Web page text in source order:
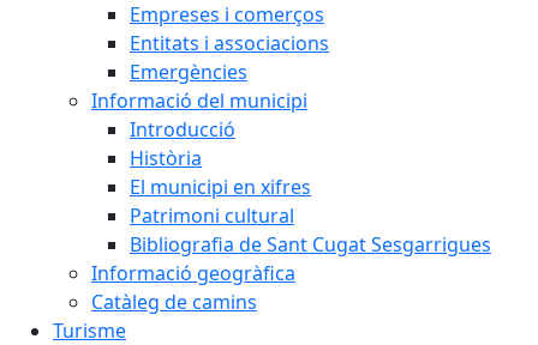
Empreses i comerços
Entitats i associacions
Emergències
Informació del municipi
Introducció
Història
El municipi en xifres
Patrimoni cultural
Bibliografia de Sant Cugat Sesgarrigues
Informació geogràfica
Catàleg de camins
Turisme